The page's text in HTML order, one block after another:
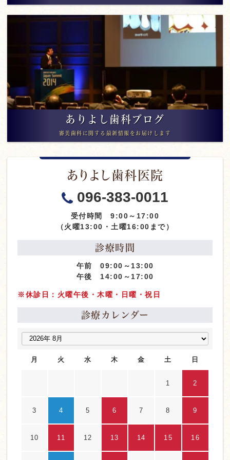
ありよし歯科ブログ
審美歯科に関する最新情報をお届けします
ありよし歯科医院
096-383-0011
受付時間 9:00～17:00
（火曜13:00・土曜16:00まで）
診療時間
午前 09:00～13:00
午後 14:00～17:00
※休診日：火曜午後・木曜・日曜・祝日
診療カレンダー
月 火 水 木 金 土 日
1 2
3 4 5 6 7 8 9
10 11 12 13 14 15 16